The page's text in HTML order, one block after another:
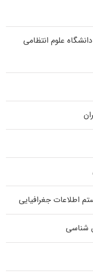
ﻋﻠﻮم انتظامی
اطلاعات جغرافیایی
شناسی